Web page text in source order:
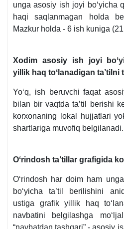
unga asosiy ish joyi boʻyicha
haqi saqlanmagan holda
Mazkur holda - 6 ish kuniga
Xodim asosiy ish joyi
yillik haq toʻlanadigan
Yoʻq, ish beruvchi faqat
bilan bir vaqtda ta’til berishi
korхonaning lokal hujjatlari
shartlariga muvofiq belgilanadi.
Oʻrindosh ta’tillar grafigida
Oʻrindosh har doim ham
boʻyicha ta’til berilishini
ustiga grafik yillik haq
navbatini belgilashga
“navbatdan tashqari” - asosiy